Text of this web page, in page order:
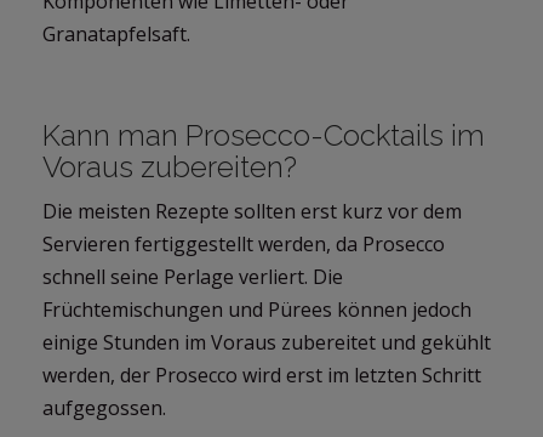
Granatapfelsaft.
Kann man Prosecco-Cocktails im
Voraus zubereiten?
Die meisten Rezepte sollten erst kurz vor dem
Servieren fertiggestellt werden, da Prosecco
schnell seine Perlage verliert. Die
Früchtemischungen und Pürees können jedoch
einige Stunden im Voraus zubereitet und gekühlt
werden, der Prosecco wird erst im letzten Schritt
aufgegossen.